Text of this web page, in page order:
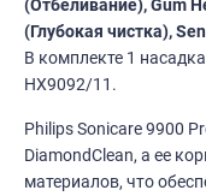
(Отбеливание), Gum
(Глубокая чистка),
В комплекте 1
HX9092/11.
Philips Sonicare 9900
DiamondClean, а ее
материалов, что